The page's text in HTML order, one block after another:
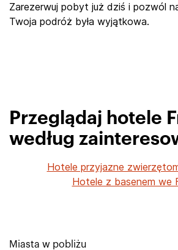
Zarezerwuj pobyt już dziś i pozwól
Twoja podróż była wyjątkowa.
Przeglądaj hotele
według
Hotele przyjazne
Hotele z basenem we
Miasta w pobliżu